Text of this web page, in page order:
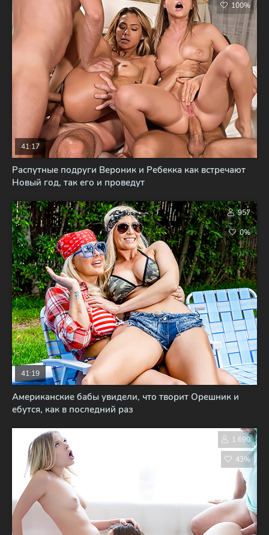
Распутные подруги Вероник и Ребекка как встречают
Новый год, так его и проведут
41:17
100%
Американские бабы увидели, что творит Орешник и
ебутся, как в последний раз
41:19
957
0%
1 690
43%